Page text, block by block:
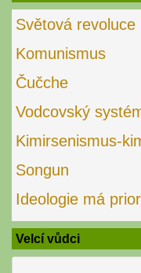
Světová revoluce
Komunismus
Čučche
Vodcovský
Kimirsenismus-
Songun
Ideologie má
Velcí vůdci